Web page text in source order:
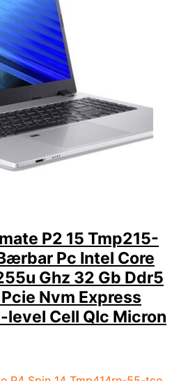
P2 15 Tmp215-
Pc Intel Core
Ghz 32 Gb Ddr5
Nvm Express
level Cell Qlc Micron